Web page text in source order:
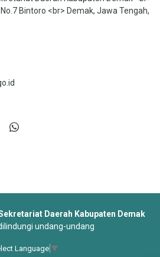
Bintoro <br> Demak, Jawa Tengah,
Daerah Kabupaten Demak
undang-undang
Language ▼